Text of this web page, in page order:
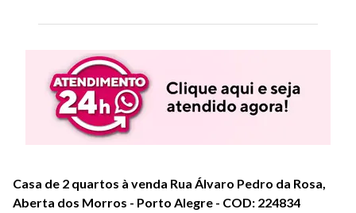
Casa de 2 quartos à venda Rua Álvaro Pedro da Rosa,
Aberta dos Morros - Porto Alegre - COD: 224834